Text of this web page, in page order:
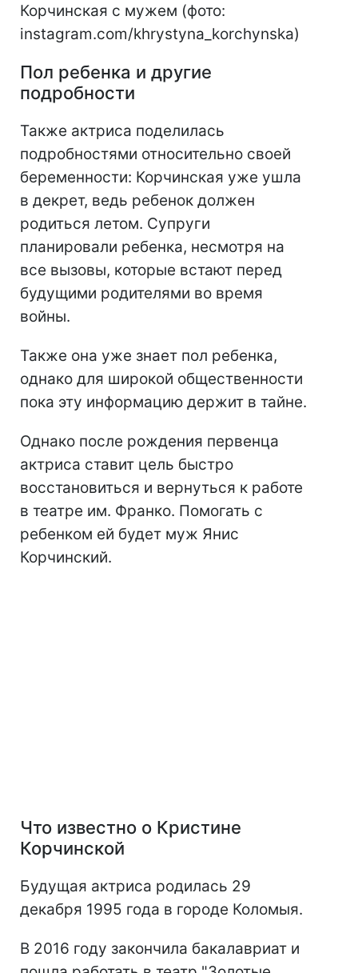
Корчинская с мужем (фото:
instagram.com/khrystyna_korchynska)
Пол ребенка и другие
подробности
Также актриса поделилась
подробностями относительно своей
беременности: Корчинская уже ушла
в декрет, ведь ребенок должен
родиться летом. Супруги
планировали ребенка, несмотря на
все вызовы, которые встают перед
будущими родителями во время
войны.
Также она уже знает пол ребенка,
однако для широкой общественности
пока эту информацию держит в тайне.
Однако после рождения первенца
актриса ставит цель быстро
восстановиться и вернуться к работе
в театре им. Франко. Помогать с
ребенком ей будет муж Янис
Корчинский.
Что известно о Кристине
Корчинской
Будущая актриса родилась 29
декабря 1995 года в городе Коломыя.
В 2016 году закончила бакалавриат и